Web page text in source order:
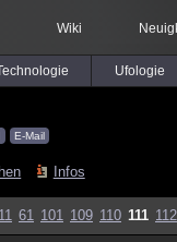
Wiki
Ufologie
E-Mail
Infos
11 61 101 109 110 111 112